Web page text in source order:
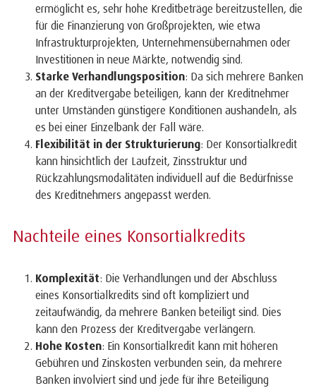
ermöglicht es, sehr hohe Kreditbeträge bereitzustellen, die
für die Finanzierung von Großprojekten, wie etwa
Infrastrukturprojekten, Unternehmensübernahmen oder
Investitionen in neue Märkte, notwendig sind.
Starke Verhandlungsposition: Da sich mehrere Banken
an der Kreditvergabe beteiligen, kann der Kreditnehmer
unter Umständen günstigere Konditionen aushandeln, als
es bei einer Einzelbank der Fall wäre.
Flexibilität in der Strukturierung: Der Konsortialkredit
kann hinsichtlich der Laufzeit, Zinsstruktur und
Rückzahlungsmodalitäten individuell auf die Bedürfnisse
des Kreditnehmers angepasst werden.
Nachteile eines Konsortialkredits
Komplexität: Die Verhandlungen und der Abschluss
eines Konsortialkredits sind oft kompliziert und
zeitaufwändig, da mehrere Banken beteiligt sind. Dies
kann den Prozess der Kreditvergabe verlängern.
Hohe Kosten: Ein Konsortialkredit kann mit höheren
Gebühren und Zinskosten verbunden sein, da mehrere
Banken involviert sind und jede für ihre Beteiligung